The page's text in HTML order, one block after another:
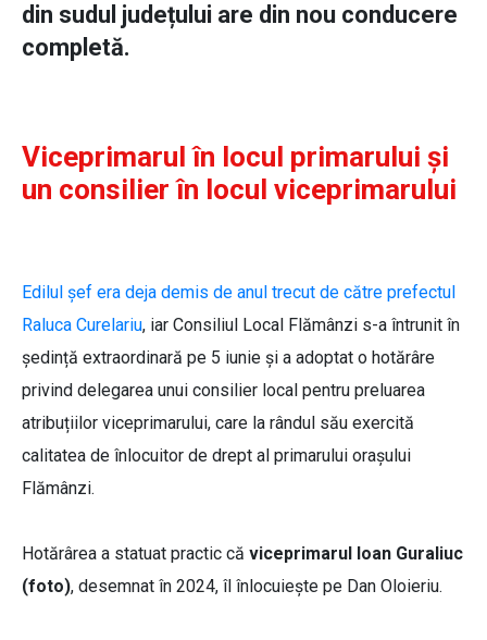
din sudul județului are din nou conducere
completă.
Viceprimarul în locul primarului și
un consilier în locul viceprimarului
Edilul șef era deja demis de anul trecut de către prefectul
Raluca Curelariu, iar Consiliul Local Flămânzi s-a întrunit în
ședință extraordinară pe 5 iunie și a adoptat o hotărâre
privind delegarea unui consilier local pentru preluarea
atribuțiilor viceprimarului, care la rândul său exercită
calitatea de înlocuitor de drept al primarului orașului
Flămânzi.
Hotărârea a statuat practic că viceprimarul Ioan Guraliuc
(foto), desemnat în 2024, îl înlocuiește pe Dan Oloieriu.